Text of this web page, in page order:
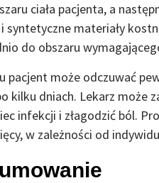
ciała pacjenta, a
syntetyczne materiały
do obszaru
pacjent może odczuwać
kilku dniach. Lekarz może
infekcji i złagodzić ból.
w zależności od